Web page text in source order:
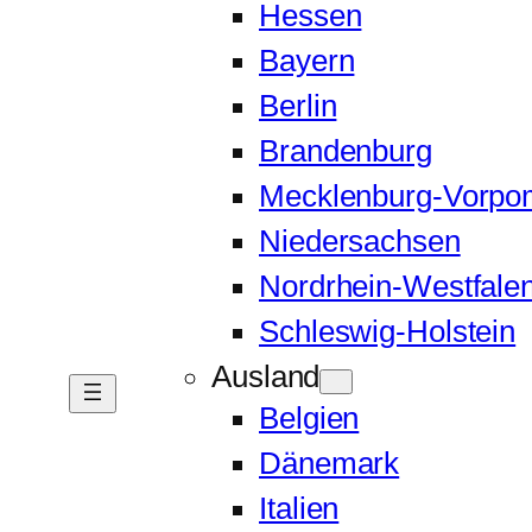
Hessen
Bayern
Berlin
Brandenburg
Mecklenburg-
Niedersachsen
Nordrhein-
Schleswig-Holstein
Ausland
Belgien
Dänemark
Italien